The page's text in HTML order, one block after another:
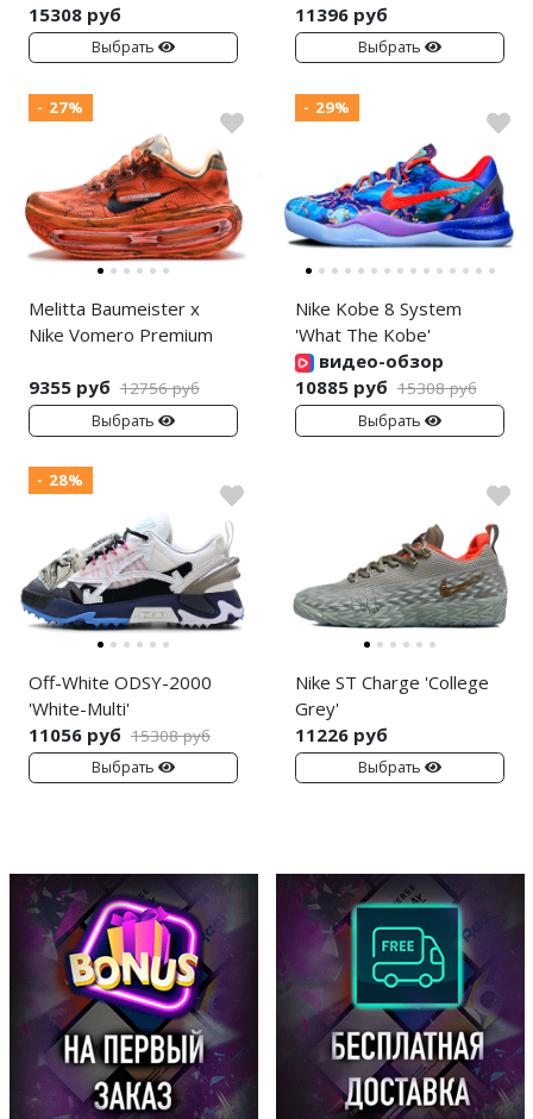
15308 руб
Выбрать
11396 руб
Выбрать
- 27%
Melitta Baumeister x
Nike Vomero Premium
9355 руб 12756 руб
Выбрать
- 29%
Nike Kobe 8 System
'What The Kobe'
видео-обзор
10885 руб 15308 руб
Выбрать
- 28%
Off-White ODSY-2000
'White-Multi'
11056 руб 15308 руб
Выбрать
Nike ST Charge 'College
Grey'
11226 руб
Выбрать